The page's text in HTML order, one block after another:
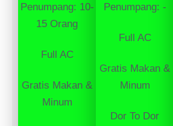
Penumpang: 10-
15 Orang
Full AC
Gratis Makan &
Minum
Penumpang: -
Full AC
Gratis Makan &
Minum
Dor To Dor